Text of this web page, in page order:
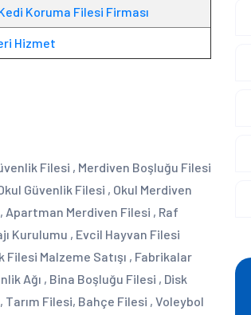
Koruma Filesi Firması
Hizmet
Filesi , Merdiven Boşluğu Filesi
Güvenlik Filesi , Okul Merdiven
Apartman Merdiven Filesi , Raf
Kurulumu , Evcil Hayvan Filesi
Filesi Malzeme Satışı , Fabrikalar
Ağı , Bina Boşluğu Filesi , Disk
Filesi, Bahçe Filesi , Voleybol